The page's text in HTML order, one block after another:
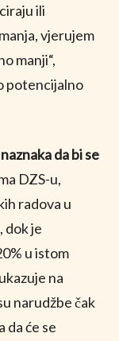
ili
vjerujem
manji“,
potencijalno
da bi se
DZS-u,
radova u
dok je
u istom
na
narudžbe čak
da će se